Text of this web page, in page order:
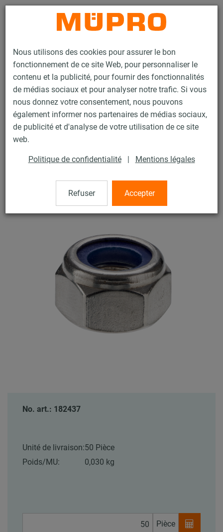
Nous utilisons des cookies pour assurer le bon
fonctionnement de ce site Web, pour personnaliser le
contenu et la publicité, pour fournir des fonctionnalités
de médias sociaux et pour analyser notre trafic. Si vous
nous donnez votre consentement, nous pouvons
également informer nos partenaires de médias sociaux,
de publicité et d'analyse de votre utilisation de ce site
web.
Politique de confidentialité | Mentions légales
Refuser Accepter
Contact
Produits Technique de fixation
Produits en inox
Accessoires de montage, inox
Ecrou hexagonal
Ecrou hexagonal
No. art.: 182437
Unité de livraison:50 Pièce
Poids/MU:
0,030 kg
Pièce